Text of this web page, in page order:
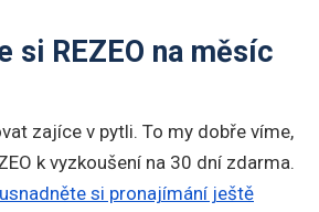
si REZEO na měsíc
zajíce v pytli. To my dobře víme,
k vyzkoušení na 30 dní zdarma.
si pronajímání ještě